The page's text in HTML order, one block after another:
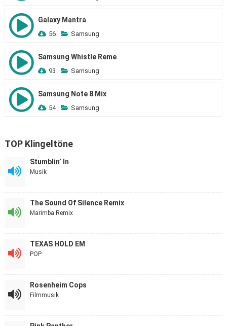
Galaxy Mantra
56 Samsung
Samsung Whistle Reme
93 Samsung
Samsung Note 8 Mix
54 Samsung
TOP Klingeltöne
Stumblin’ In
Musik
The Sound Of Silence Remix
Marimba Remix
TEXAS HOLD EM
POP
Rosenheim Cops
Filmmusik